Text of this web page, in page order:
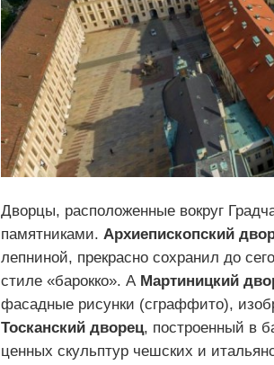
Дворцы, расположенные вокруг
памятниками. Архиепископский
лепниной, прекрасно сохранил до
стиле «барокко». А Мартиницкий
фасадные рисунки (сграффито),
Тосканский дворец, построенный в
ценных скульптур чешских и